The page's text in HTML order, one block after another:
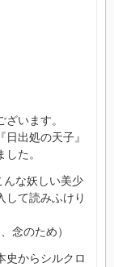
います。
出処の天子』
た。
んな妖しい美少
して読みふけり
念のため）
史からシルクロ